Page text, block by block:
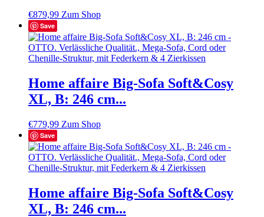
€879,99 Zum Shop
Save
Home affaire Big-Sofa Soft&Cosy
XL, B: 246 cm...
€779,99 Zum Shop
Save
Home affaire Big-Sofa Soft&Cosy
XL, B: 246 cm...